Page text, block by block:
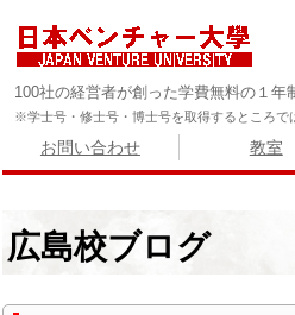
100社の経営者が創った学費無料の１年
※学士号・修士号・博士号を取得するところで
お問い合わせ 教室
広島校ブログ